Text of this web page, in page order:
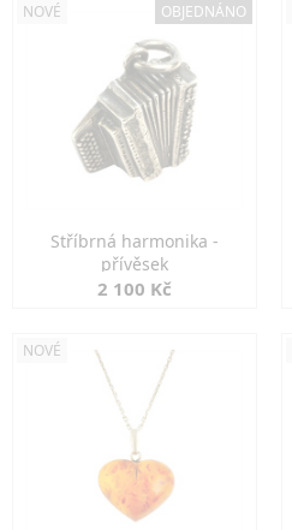
NOVÉ OBJEDNÁNO
Stříbrná harmonika -
přívěsek
2 100 Kč
NOVÉ